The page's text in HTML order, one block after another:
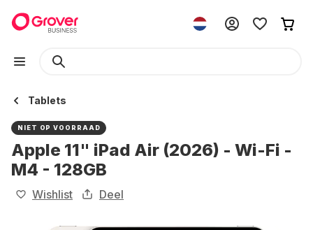
Tablets
NIET OP VOORRAAD
Apple 11" iPad Air (2026) - Wi-Fi -
M4 - 128GB
Wishlist Deel